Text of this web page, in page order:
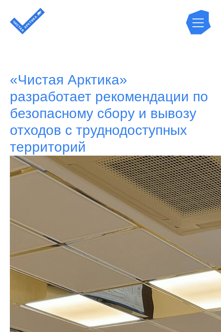
«Чистая Арктика»
разработает рекомендации по
безопасному сбору и вывозу
отходов с труднодоступных
территорий